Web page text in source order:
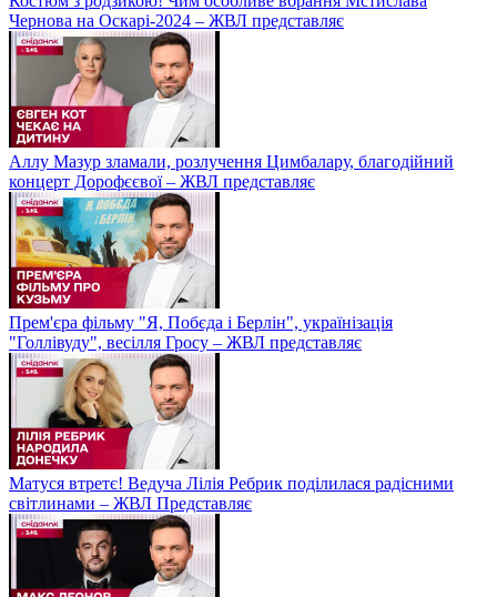
Чернова на Оскарі-2024 – ЖВЛ представляє
Аллу Мазур зламали, розлучення Цимбалару, благодійний
концерт Дорофєєвої – ЖВЛ представляє
Прем'єра фільму "Я, Побєда і Берлін", українізація
"Голлівуду", весілля Гросу – ЖВЛ представляє
Матуся втретє! Ведуча Лілія Ребрик поділилася радісними
світлинами – ЖВЛ Представляє